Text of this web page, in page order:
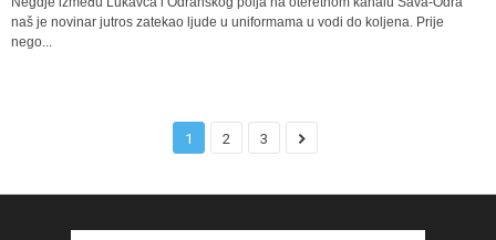
naš je novinar jutros zatekao ljude u uniformama u vodi do koljena. Prije
nego...
1 2 3